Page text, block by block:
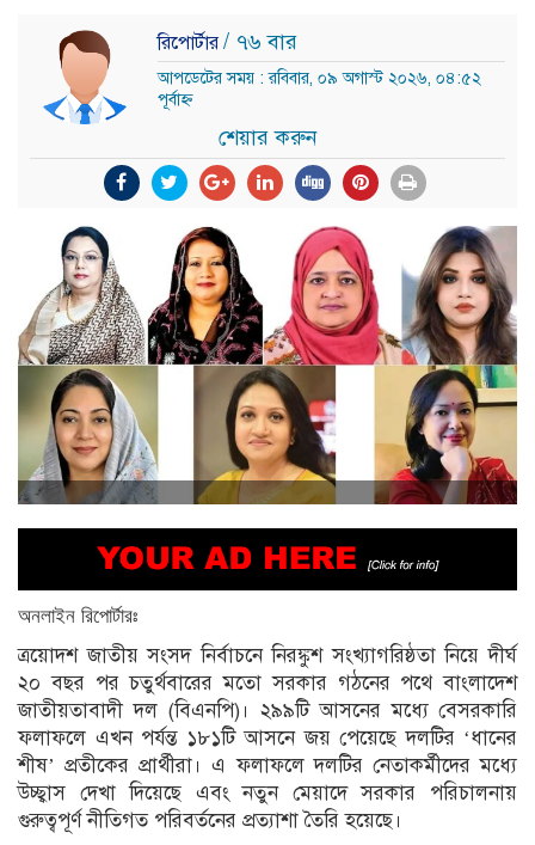
রিপোর্টার/ ৭৬ বার
আপডেটের সময় : রবিবার, ০৯ অগাস্ট ২০২৬, ০৪:৫২
পূর্বাহ্ন
শেয়ার করুন
অনলাইন রিপোর্টারঃ
ত্রয়োদশ জাতীয় সংসদ নির্বাচনে নিরঙ্কুশ সংখ্যাগরিষ্ঠতা নিয়ে দীর্ঘ
২০ বছর পর চতুর্থবারের মতো সরকার গঠনের পথে বাংলাদেশ
জাতীয়তাবাদী দল (বিএনপি)। ২৯৯টি আসনের মধ্যে বেসরকারি
ফলাফলে এখন পর্যন্ত ১৮১টি আসনে জয় পেয়েছে দলটির ‘ধানের
শীষ’ প্রতীকের প্রার্থীরা। এ ফলাফলে দলটির নেতাকর্মীদের মধ্যে
উচ্ছ্বাস দেখা দিয়েছে এবং নতুন মেয়াদে সরকার পরিচালনায়
গুরুত্বপূর্ণ নীতিগত পরিবর্তনের প্রত্যাশা তৈরি হয়েছে।